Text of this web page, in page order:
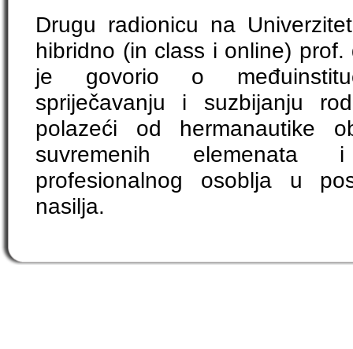
Drugu radionicu na
hibridno (in class i online)
je govorio o
spriječavanju i suzbijanju
polazeći od hermanautike
suvremenih elemenata
profesionalnog osoblja u
nasilja.